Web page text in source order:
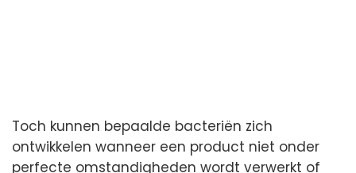
Toch kunnen bepaalde bacteriën zich
ontwikkelen wanneer een product niet onder
perfecte omstandigheden wordt verwerkt of